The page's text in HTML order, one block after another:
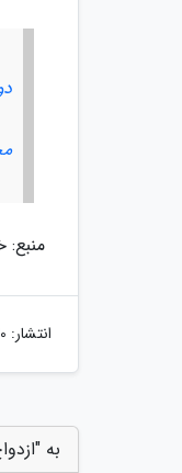
منبع:
انتشار: 20
به